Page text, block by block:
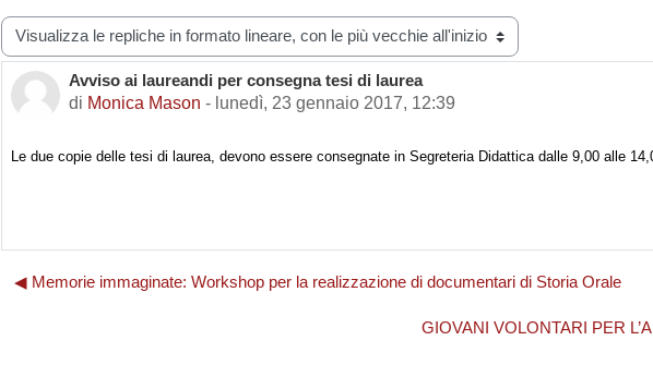
Modalità visualizzazione
Avviso ai laureandi per consegna tesi di laurea
di Monica Mason - lunedì, 23 gennaio 2017, 12:39
Numero di risposte: 0
Le due copie delle tesi di laurea, devono essere consegnate in Segreteria Didattica dalle 9,00 alle
◀︎ Memorie immaginate: Workshop per la realizzazione di documentari di Storia Orale
GIOVANI VOLONTARI PER